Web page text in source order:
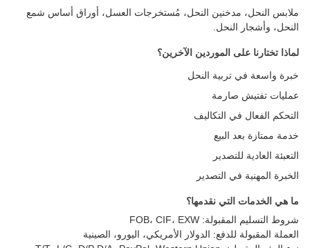
ملابس النحل، مدخنين النحل، مُستخرجات العسل، أوراق أساس شمع
النحل، وأشجار النحل.
لماذا تختارنا على الموردين الآخرين؟
خبرة واسعة في تربية النحل
عمليات تفتيش صارمة
التحكم الفعال في التكاليف
خدمة ممتازة بعد البيع
التعبئة العادية للتصدير
الخبرة المهنية في التصدير
ما هي الخدمات التي نقدمها؟
شروط التسليم المقبولة: FOB، CIF، EXW
العملة المقبولة للدفع: الدولار الأمريكي، اليورو، الصينية